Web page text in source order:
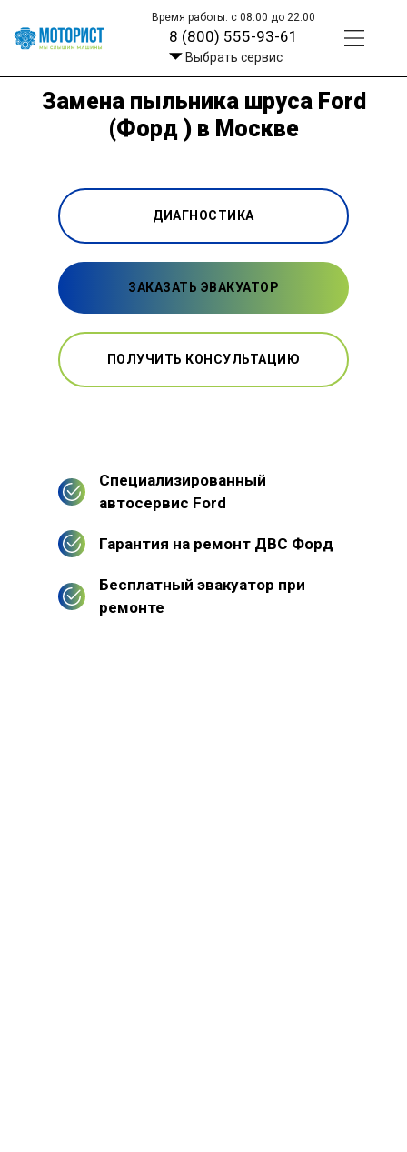
Время работы: с 08:00 до 22:00
8 (800) 555-93-61
Выбрать сервис
Замена пыльника шруса Ford
(Форд ) в Москве
ДИАГНОСТИКА
ЗАКАЗАТЬ ЭВАКУАТОР
ПОЛУЧИТЬ КОНСУЛЬТАЦИЮ
Специализированный
автосервис Ford
Гарантия на ремонт ДВС Форд
Бесплатный эвакуатор при
ремонте